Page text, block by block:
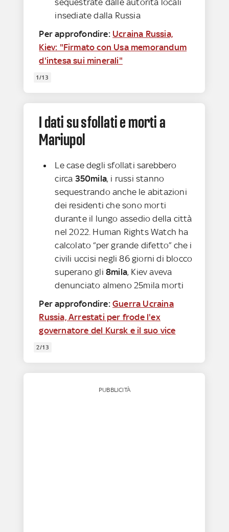
insediate dalla Russia
Per approfondire: Ucraina Russia,
Kiev: "Firmato con Usa memorandum
d'intesa sui minerali"
1/13
I dati su sfollati e morti a
Mariupol
Le case degli sfollati sarebbero
circa 350mila, i russi stanno
sequestrando anche le abitazioni
dei residenti che sono morti
durante il lungo assedio della città
nel 2022. Human Rights Watch ha
calcolato “per grande difetto” che i
civili uccisi negli 86 giorni di blocco
superano gli8mila, Kiev aveva
denunciato almeno 25mila morti
Per approfondire: Guerra Ucraina
Russia, Arrestati per frode l'ex
governatore del Kursk e il suo vice
2/13
PUBBLICITÀ